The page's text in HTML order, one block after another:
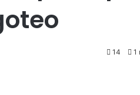
14 1